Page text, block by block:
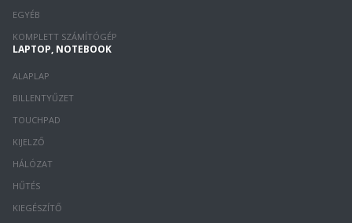
EGYÉB
KOMPLETT SZÁMÍTÓGÉP
LAPTOP, NOTEBOOK
ALAPLAP
BILLENTYŰZET
TOUCHPAD
KIJELZŐ
HÁLÓZAT
HŰTÉS
KIEGÉSZÍTŐ